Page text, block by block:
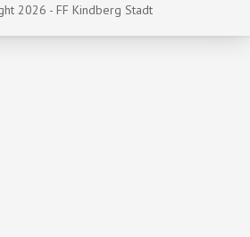
2026 - FF Kindberg Stadt